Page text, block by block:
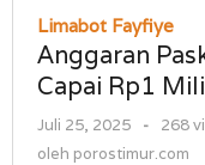
Limabot Fayfiye
Anggaran
Capai Rp1
Juli 25, 2025
oleh
-
268
oleh porostimur.com